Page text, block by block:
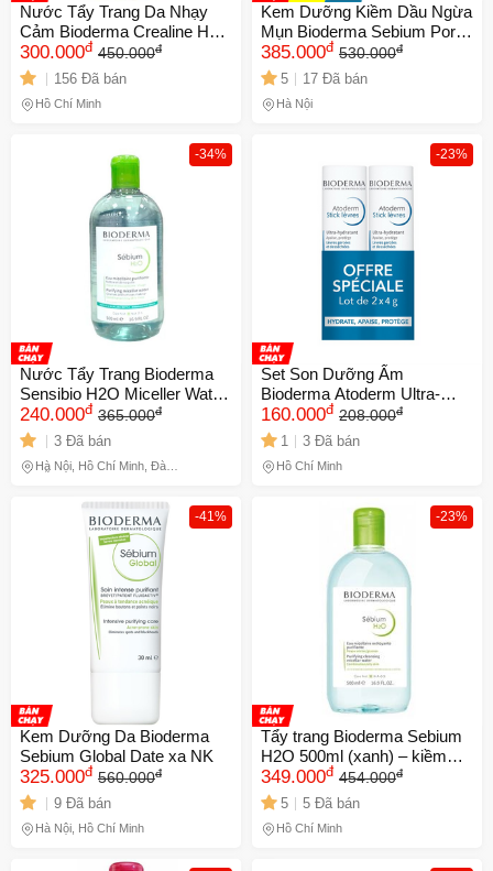
Nước Tẩy Trang Da Nhạy
Cảm Bioderma Crealine H2O
Micellar Water Hồng 500ml -
Sạch Sâu, Dưỡng Ẩm, An
Toàn Cho Da Mỏng Manh
300.000đ 450.000đ
156 Đã bán
Hồ Chí Minh
Kem Dưỡng Kiềm Dầu Ngừa
Mụn Bioderma Sebium Pore
Refiner 30ml - Giảm Dầu, Se
Khít Lỗ Chân Lông, Dưỡng
Ẩm Cho Da Dầu/Support for
Oily Skin
385.000đ 530.000đ
5 17 Đã bán
Hà Nội
-34%
Nước Tẩy Trang Bioderma
Sensibio H2O Miceller Water
500ml
240.000đ 365.000đ
3 Đã bán
Hà Nội, Hồ Chí Minh, Đà
-23%
Set Son Dưỡng Ẩm
Bioderma Atoderm Ultra-
Hydrating - Bộ 2 Cây Son
Dưỡng Môi Pháp, Bảo Vệ
Môi Khỏe Mạnh, Mềm Mại
160.000đ 208.000đ
1 3 Đã bán
Hồ Chí Minh
-41%
Kem Dưỡng Da Bioderma
Sebium Global Date xa NK
325.000đ 560.000đ
9 Đã bán
Hà Nội, Hồ Chí Minh
-23%
Tẩy trang Bioderma Sebium
H2O 500ml (xanh) – kiềm
dầu, giảm mụn
349.000đ 454.000đ
5 5 Đã bán
Hồ Chí Minh